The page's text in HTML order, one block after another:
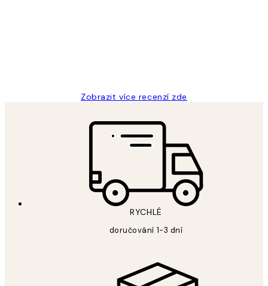
Zobrazit více recenzí zde
RYCHLÉ
doručování 1-3 dní